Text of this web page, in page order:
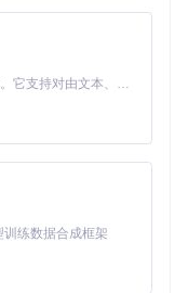
MiniMax H3 是一个通用的全模态生成系统。它支持对由文本、图像、视频和音频组成的多模态上下文进行统一理解，并能生成分辨率高达 2K、时长可达 15 秒的带原生立体声音频的视频。得益于面向任务泛化的系统设计，H3 在预训练阶段就已具备广泛的多模态上下文理解与生成能力，能够出色地执行复杂的多模态指令。
练数据合成框架